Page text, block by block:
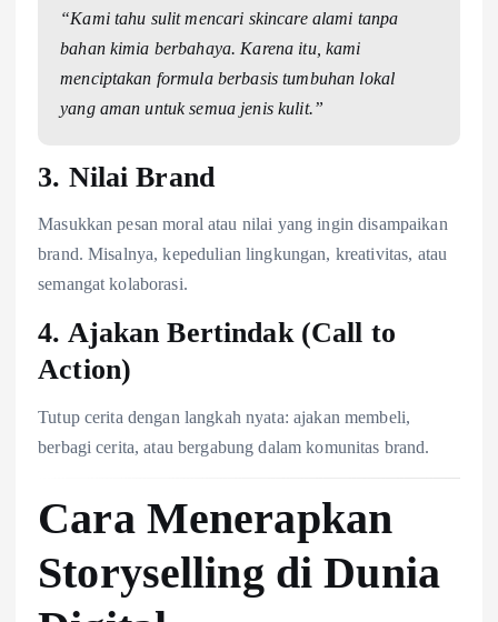
“Kami tahu sulit mencari skincare alami tanpa
bahan kimia berbahaya. Karena itu, kami
menciptakan formula berbasis tumbuhan lokal
yang aman untuk semua jenis kulit.”
3. Nilai Brand
Masukkan pesan moral atau nilai yang ingin disampaikan
brand. Misalnya, kepedulian lingkungan, kreativitas, atau
semangat kolaborasi.
4. Ajakan Bertindak (Call to
Action)
Tutup cerita dengan langkah nyata: ajakan membeli,
berbagi cerita, atau bergabung dalam komunitas brand.
Cara Menerapkan
Storyselling di Dunia